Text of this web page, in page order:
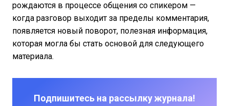
рождаются в процессе общения со спикером —
когда разговор выходит за пределы комментария,
появляется новый поворот, полезная информация,
которая могла бы стать основой для следующего
материала.
Подпишитесь на рассылку журнала!